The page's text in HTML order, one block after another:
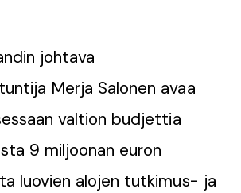
johtava
Merja Salonen avaa
valtion budjettia
9 miljoonan euron
luovien alojen tutkimus- ja